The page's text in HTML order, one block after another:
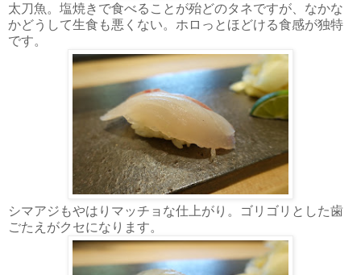
太刀魚。塩焼きで食べることが殆どのタネですが、なかな
かどうして生食も悪くない。ホロっとほどける食感が独特
です。
シマアジもやはりマッチョな仕上がり。ゴリゴリとした歯
ごたえがクセになります。